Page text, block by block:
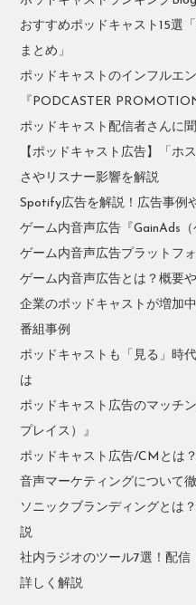
おすすめポッドキャスト15選
まとめ」
ポッドキャストのインフルエ
『PODCASTER
ポッドキャスト配信者さんに
【ポッドキャスト広告】「ホ
さやリスナー影響を解説
Spotify広告を解説！広告事例
ゲーム内音声広告『GainAds（
ゲーム内音声広告プラットフ
ゲーム内音声広告とは？概要
企業のポッドキャストが増加
番組事例
ポッドキャストも「見る」時
は
ポッドキャスト広告のマッチ
プレイス）』
ポッドキャスト広告/CMとは
音声マーケティングについて
ソニックブランディングとは
説
社内ラジオのツール7選！配
詳しく解説